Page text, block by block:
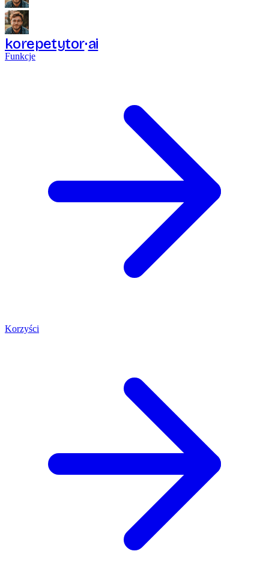
korepetytor ai
Funkcje
Korzyści